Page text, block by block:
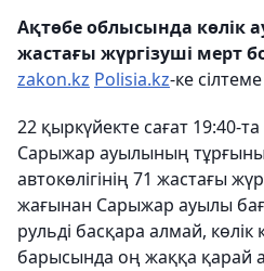
Ақтөбе облысында көлік
жастағы жүргізуші мерт
zakon.kz Polisia.kz-ке
22 қыркүйекте сағат 19:40-
Сарыжар ауылының
автокөлігінің 71 жастағы
жағынан Сарыжар ауылы
рульді басқара алмай,
барысында оң жаққа қарай